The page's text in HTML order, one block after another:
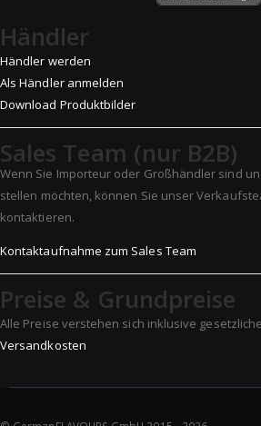
Händler
Händler werden
Als Händler anmelden
Download Produktbilder
Sales Team (nur B2B)
Wenn Sie Importeur oder Großhändler sind
stellen möchten, können Sie unser
kontaktieren.
Kontaktaufnahme zum Sales Team
Preise & Grundpreise
Alle Preise verstehen sich inklusive
Versandkosten